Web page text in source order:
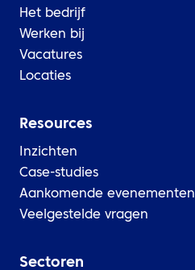
Het bedrijf
Werken bij
Vacatures
Locaties
Resources
Inzichten
Case-studies
Aankomende evenementen
Veelgestelde vragen
Sectoren